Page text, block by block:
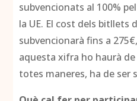
subvencionats al 100%
la UE. El cost dels bitllets
subvencionarà fins a
aquesta xifra ho haurà
totes maneres, ha de ser